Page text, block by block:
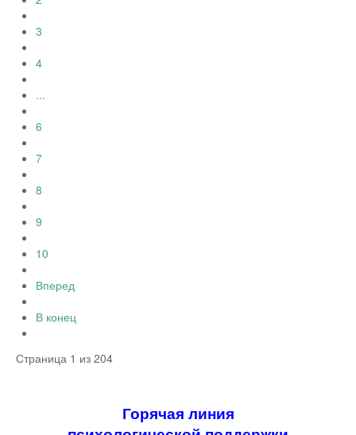
3
4
...
6
7
8
9
10
Вперед
В конец
Страница 1 из 204
Горячая линия